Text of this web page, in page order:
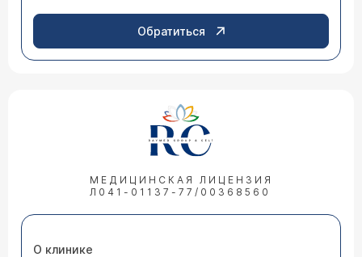
Обратиться
МЕДИЦИНСКАЯ ЛИЦЕНЗИЯ
Л041-01137-77/00368560
О клинике